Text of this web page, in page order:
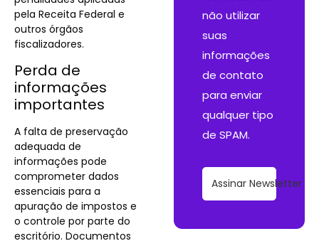
pela Receita Federal e
outros órgãos
fiscalizadores.
Perda de
informações
importantes
A falta de preservação
adequada de
informações pode
comprometer dados
essenciais para a
apuração de impostos e
o controle por parte do
escritório. Documentos
não utilizar
suas
informações
de contato
para enviar
qualquer tipo
de SPAM.
Assinar Newsletter